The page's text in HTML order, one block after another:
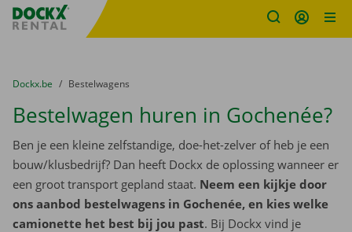
Fratello DEMO
U bevindt zich hier:
van
Dockx.be naar
Bestelwagens
Bestelwagen huren in Gochenée?
Ben je een kleine zelfstandige, doe-het-zelver of heb je een
bouw/klusbedrijf? Dan heeft Dockx de oplossing wanneer er
een groot transport gepland staat. Neem een kijkje door
ons aanbod bestelwagens in Gochenée, en kies welke
camionette het best bij jou past. Bij Dockx vind je